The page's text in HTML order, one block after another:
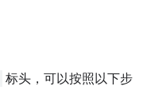
标头，可以按照以下步